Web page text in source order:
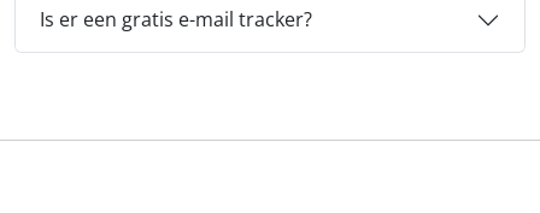
Is er een gratis e-mail tracker?